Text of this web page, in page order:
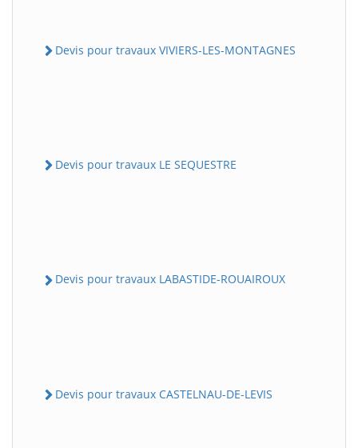
Devis pour travaux VIVIERS-LES-MONTAGNES
Devis pour travaux LE SEQUESTRE
Devis pour travaux LABASTIDE-ROUAIROUX
Devis pour travaux CASTELNAU-DE-LEVIS